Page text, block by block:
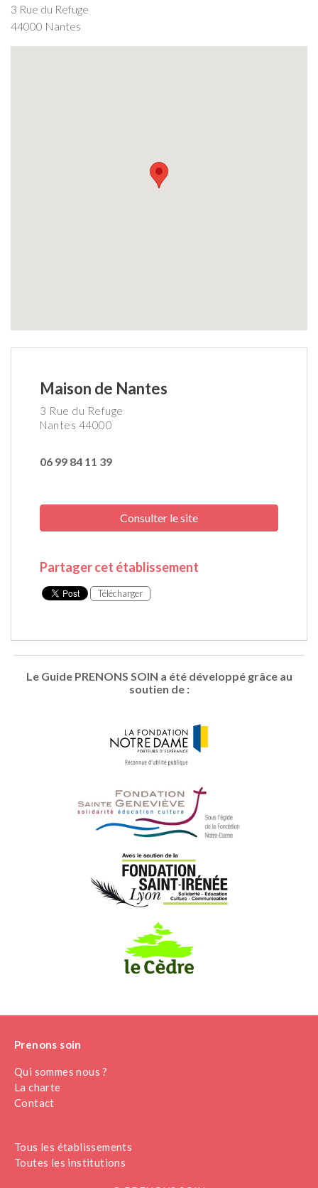
3 Rue du Refuge
44000 Nantes
Maison de Nantes
3 Rue du Refuge
Nantes 44000
06 99 84 11 39
Consulter le site
Partager cet établissement
Télécharger
Le Guide PRENONS SOIN a été développé grâce au
soutien de :
Prenons soin
Qui sommes nous ?
La charte
Contact
Tous les établissements
Toutes les institutions